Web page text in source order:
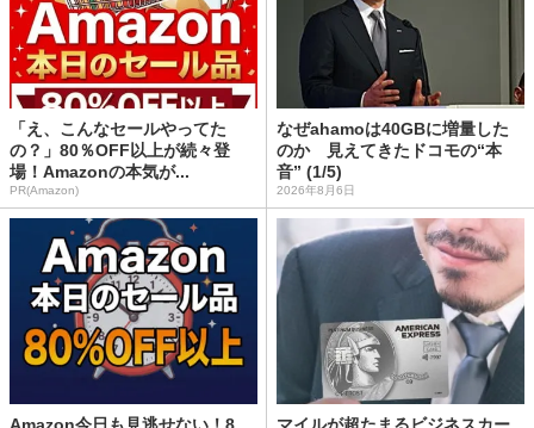
「え、こんなセールやってた
の？」80％OFF以上が続々登
場！Amazonの本気が...
PR(Amazon)
なぜahamoは40GBに増量した
のか 見えてきたドコモの“本
音” (1/5)
2026年8月6日
Amazon今日も見逃せない！8
マイルが超たまるビジネスカー